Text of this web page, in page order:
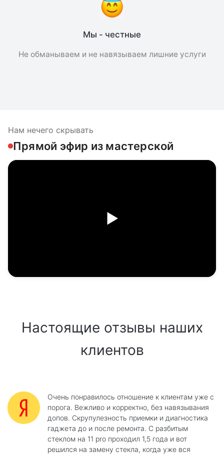
Мы - честные
Не обманываем и не навязываем лишние услуги
Нам нечего скрывать
Прямой эфир из мастерской
▶
Настоящие отзывы наших
клиентов
Очень понравилось отношение к клиентам уже с
порога. Вежливо и корректно, без навязывания
допов. Скрупулезность приемки и диагностика
гаджета до и после ремонта. С разбитым
стеклом на 11 pro проходил 1,5 года и вот
решился на замену стекла, когда уже вся